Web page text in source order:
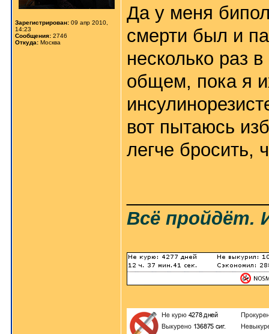
Зарегистрирован: 09 апр 2010,
14:23
Сообщения: 2746
Откуда: Москва
Да у меня
смерти был и
несколько раз
общем, пока я
вот пытаюсь
легче бросить,
Всё пройдёт.